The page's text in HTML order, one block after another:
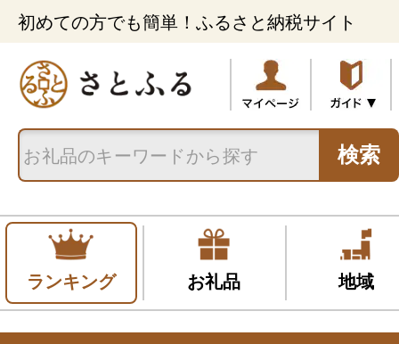
初めての方でも簡単！ふるさと納税サイト
検索
ランキング お礼品 地域